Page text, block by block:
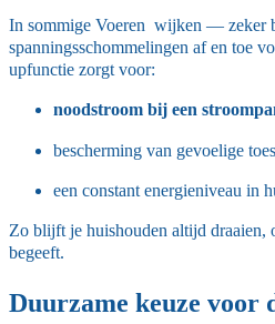
In sommige Voeren wijken — zeker
spanningsschommelingen af en toe
upfunctie zorgt voor:
noodstroom bij een
bescherming van gevoelige
een constant energieniveau in
Zo blijft je huishouden altijd draaien,
begeeft.
Duurzame keuze voor